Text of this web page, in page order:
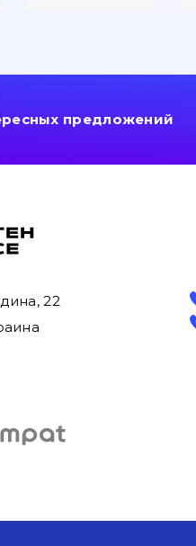
предложений
22